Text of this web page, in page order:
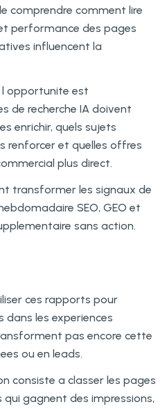
comprendre comment lire
performance des pages
influencent la
l opportunite est
de recherche IA doivent
enrichir, quels sujets
renforcer et quelles offres
plus direct.
transformer les signaux de
SEO, GEO et
sans action.
ces rapports pour
dans les experiences
pas encore cette
ou en leads.
consiste a classer les pages
gagnent des impressions,